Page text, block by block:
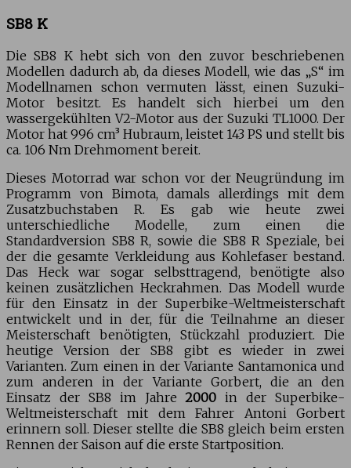
SB8 K
Die SB8 K hebt sich von den zuvor beschriebenen
Modellen dadurch ab, da dieses Modell, wie das „S“ im
Modellnamen schon vermuten lässt, einen Suzuki-
Motor besitzt. Es handelt sich hierbei um den
wassergekühlten V2-Motor aus der Suzuki TL1000. Der
Motor hat 996 cm³ Hubraum, leistet 143 PS und stellt bis
ca. 106 Nm Drehmoment bereit.
Dieses Motorrad war schon vor der Neugründung im
Programm von Bimota, damals allerdings mit dem
Zusatzbuchstaben R. Es gab wie heute zwei
unterschiedliche Modelle, zum einen die
Standardversion SB8 R, sowie die SB8 R Speziale, bei
der die gesamte Verkleidung aus Kohlefaser bestand.
Das Heck war sogar selbsttragend, benötigte also
keinen zusätzlichen Heckrahmen. Das Modell wurde
für den Einsatz in der Superbike-Weltmeisterschaft
entwickelt und in der, für die Teilnahme an dieser
Meisterschaft benötigten, Stückzahl produziert. Die
heutige Version der SB8 gibt es wieder in zwei
Varianten. Zum einen in der Variante Santamonica und
zum anderen in der Variante Gorbert, die an den
Einsatz der SB8 im Jahre2000 in der Superbike-
Weltmeisterschaft mit dem Fahrer Antoni Gorbert
erinnern soll. Dieser stellte die SB8 gleich beim ersten
Rennen der Saison auf die erste Startposition.